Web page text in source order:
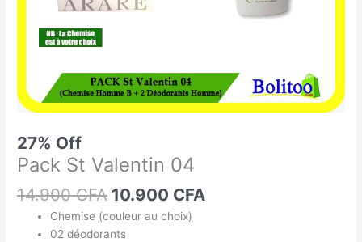
27% Off
Pack St Valentin 04
14.900CFA 10.900 CFA
Chemise (couleur au choix)
02 déodorants